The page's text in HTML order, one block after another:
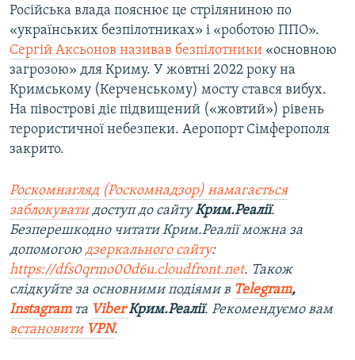
Російська влада пояснює це стріляниною по
«українських безпілотниках» і «роботою ППО».
Сергій Аксьонов називав безпілотники «основною
загрозою» для Криму. У жовтні 2022 року на
Кримському (Керченському) мосту стався вибух.
На півострові діє підвищений («жовтий») рівень
терористичної небезпеки. Аеропорт Сімферополя
закрито.
Роскомнагляд (Роскомнадзор) намагається
заблокуватидоступ до сайтуКрим.Реалії.
Безперешкодно читати Крим.Реалії можна за
допомогою дзеркального сайту:
https://dfs0qrmo00d6u.cloudfront.net. Також
слідкуйте за основними подіями в Telegram,
Instagramта ViberКрим.Реалії. Рекомендуємо вам
встановити VPN.